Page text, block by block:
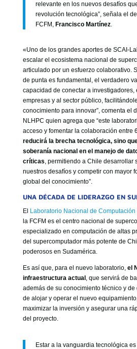
relevante en los nuevos desafíos
revolución tecnológica”, señala el
FCFM, Francisco Martínez.
«Uno de los grandes aportes de SCAI-
escalar el ecosistema nacional de
articulado por un esfuerzo colaborativo.
de punta es fundamental, el verdadero
capacidad de conectar a investigadores,
empresas y al sector público,
conocimiento para innovar”, comenta el
NLHPC quien agrega que “este
acceso y fomentar la colaboración entre
reducirá la brecha tecnológica, sino
soberanía nacional en el manejo de
críticas, permitiendo a Chile desarrollar
nuestros desafíos y competir con mayor
global del conocimiento”.
UNA DÉCADA DE LIDERAZGO EN
El Laboratorio Nacional de
la FCFM es el centro nacional de
especializado en computación de altas
del supercomputador más potente de
poderosos en Sudamérica.
Es así que, para el nuevo laboratorio, el
infraestructura actual , que servirá de
además de su conocimiento técnico y de
de alojar y operar el nuevo
maximizar la inversión y asegurar una
del proyecto.
Estar a la vanguardia tecnológica